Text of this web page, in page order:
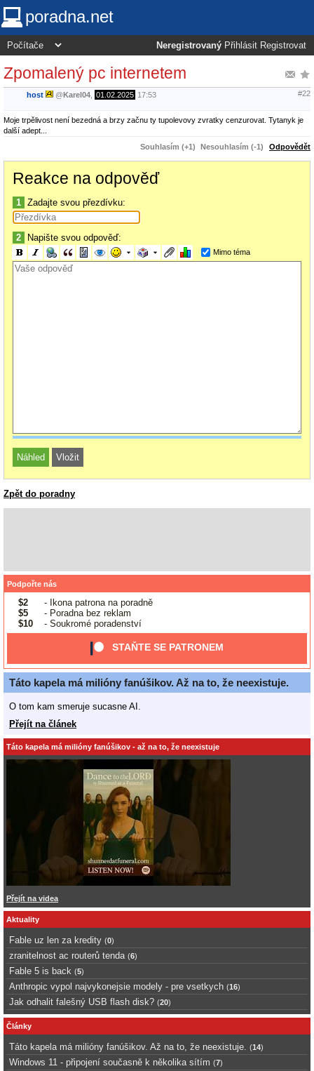
poradna.net
Neregistrovaný Přihlásit Registrovat
Zpomalený pc internetem
host @Karel04 01.02.2025 17:53 #22
Moje trpělivost není bezedná a brzy začnu ty tupolevovy zvratky cenzurovat. Tytanyk je
další adept...
Souhlasím (+1)
Nesouhlasím (-1) Odpovědět
Reakce na odpověď
1 Zadajte svou přezdívku:
2 Napište svou odpověď:
Mimo téma
Zpět do poradny
Podpořte nás
$2
- Ikona patrona na poradně
$5
- Poradna bez reklam
$10
- Soukromé poradenství
STAŇTE SE PATRONEM
Táto kapela má milióny fanúšikov. Až na to, že neexistuje.
O tom kam smeruje sucasne AI.
Přejít na článek
Táto kapela má milióny fanúšikov - až na to, že neexistuje
Přejít na videa
Aktuality
Fable uz len za kredity (0)
zranitelnost ac routerů tenda (6)
Fable 5 is back (5)
Anthropic vypol najvykonejsie modely - pre vsetkych (16)
Jak odhalit falešný USB flash disk? (20)
Články
Táto kapela má milióny fanúšikov. Až na to, že neexistuje. (14)
Windows 11 - připojení současně k několika sítím (7)